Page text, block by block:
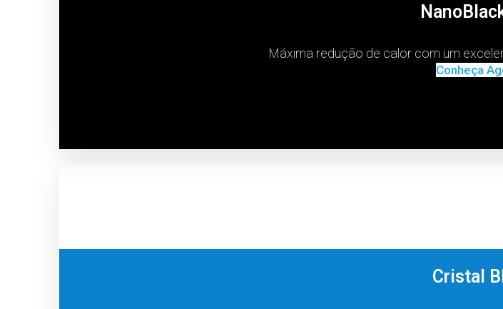
Máxima redução de calor com um
Conheça
Cristal